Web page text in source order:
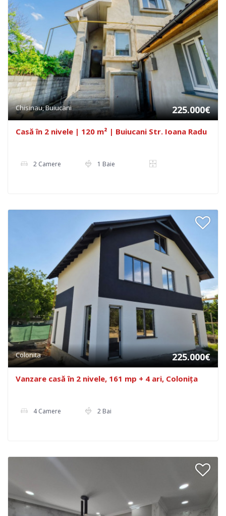
Chisinau, Buiucani 225.000€
Casă în 2 nivele | 120 m² | Buiucani Str. Ioana Radu
2 Camere 1 Baie
Colonita 225.000€
Vanzare casă în 2 nivele, 161 mp + 4 ari, Colonița
4 Camere 2 Bai